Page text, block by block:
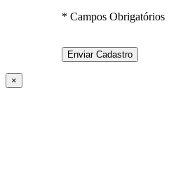
* Campos Obrigatórios
×